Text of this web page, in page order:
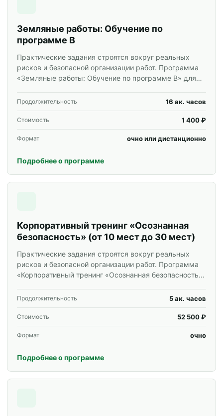
Земляные работы: Обучение по
программе В
Практические задания строятся вокруг реальных
рисков и безопасной организации работ. Программа
«Земляные работы: Обучение по программе В» для
Продолжительность 16 ак. часов
Стоимость 1 400 ₽
Формат очно или дистанционно
Подробнее о программе
Корпоративный тренинг «Осознанная
безопасность» (от 10 мест до 30 мест)
Практические задания строятся вокруг реальных
рисков и безопасной организации работ. Программа
«Корпоративный тренинг «Осознанная безопасность»
корпоративных групп.
Продолжительность 5 ак. часов
Стоимость 52 500 ₽
Формат очно
Подробнее о программе